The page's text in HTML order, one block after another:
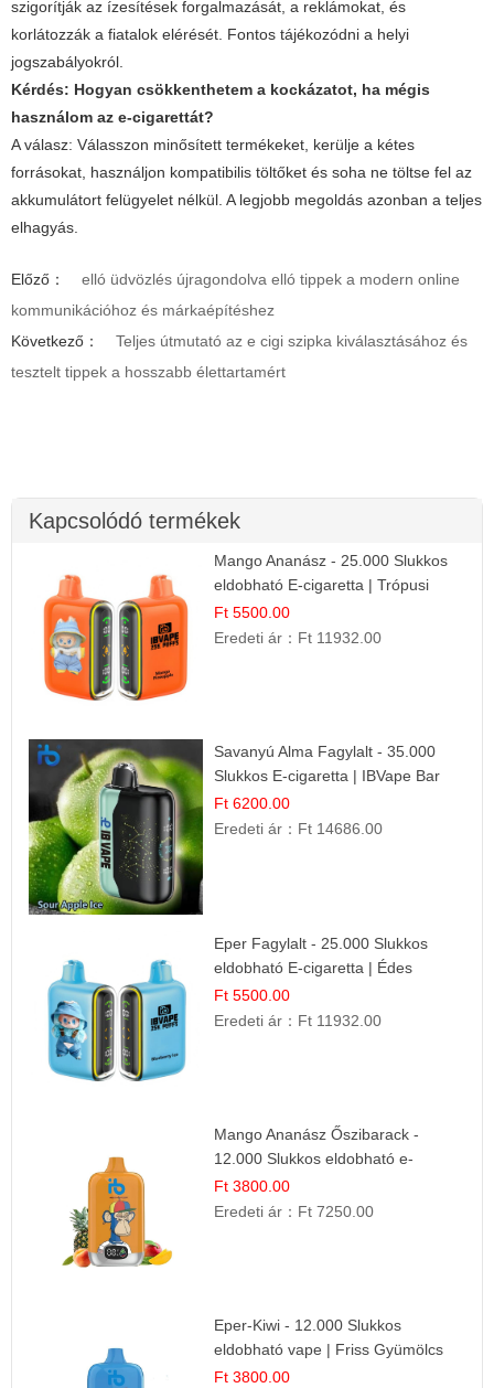
szigorítják az ízesítések forgalmazását, a reklámokat, és
korlátozzák a fiatalok elérését. Fontos tájékozódni a helyi
jogszabályokról.
Kérdés: Hogyan csökkenthetem a kockázatot, ha mégis
használom az e-cigarettát?
A válasz: Válasszon minősített termékeket, kerülje a kétes
forrásokat, használjon kompatibilis töltőket és soha ne töltse fel az
akkumulátort felügyelet nélkül. A legjobb megoldás azonban a teljes
elhagyás.
Előző：
elló üdvözlés újragondolva elló tippek a modern online
kommunikációhoz és márkaépítéshez
Következő：
Teljes útmutató az e cigi szipka kiválasztásához és
tesztelt tippek a hosszabb élettartamért
Kapcsolódó termékek
Mango Ananász - 25.000 Slukkos
eldobható E-cigaretta | Trópusi
Ízélmény
Ft 5500.00
Eredeti ár： Ft 11932.00
Savanyú Alma Fagylalt - 35.000
Slukkos E-cigaretta | IBVape Bar
Ft 6200.00
Eredeti ár： Ft 14686.00
Eper Fagylalt - 25.000 Slukkos
eldobható E-cigaretta | Édes
Desszert Íz
Ft 5500.00
Eredeti ár： Ft 11932.00
Mango Ananász Őszibarack -
12.000 Slukkos eldobható e-
Cigaretta
Ft 3800.00
Eredeti ár： Ft 7250.00
Eper-Kiwi - 12.000 Slukkos
eldobható vape | Friss Gyümölcs
Kombináció
Ft 3800.00